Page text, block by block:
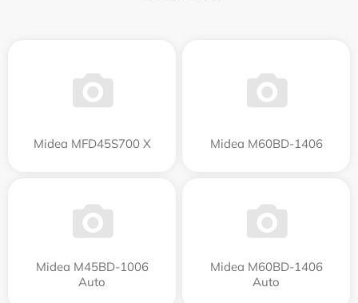
Midea MFD45S700 X Midea M60BD-1406
Midea M45BD-1006
Auto
Midea M60BD-1406
Auto